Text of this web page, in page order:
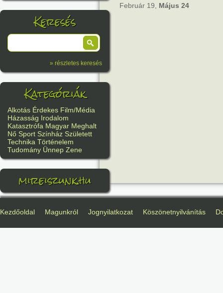
Keresés
» részletes keresés
Kategóriák
Alkotás Érdekes Film/Média
Házasság Irodalom
Katasztrófa Magyar Meghalt
Nő Sport Színház Született
Technika Történelem
Tudomány Ünnep Zene
mireiszunk.hu
Február 19, Május 24
Kezdőoldal Magunkról Jognyilatkozat Köszönetnyilvánítás